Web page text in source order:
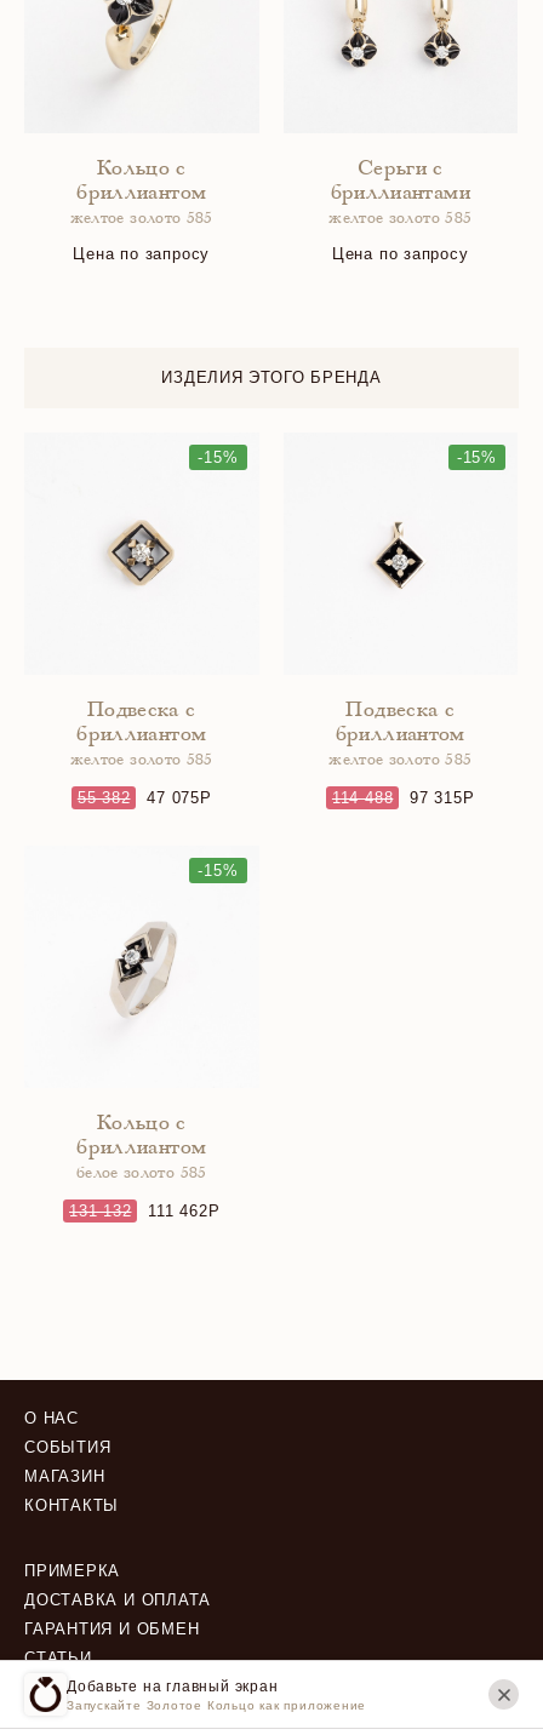
Добавьте на главный экран
Запускайте Золотое Кольцо как приложение
Кольцо с
бриллиантом
желтое золото 585
Цена по запросу
Серьги с
бриллиантами
желтое золото 585
Цена по запросу
ИЗДЕЛИЯ ЭТОГО БРЕНДА
-15%
Подвеска с
бриллиантом
желтое золото 585
55 382 47 075
-15%
Подвеска с
бриллиантом
желтое золото 585
114 488 97 315
-15%
Кольцо с
бриллиантом
белое золото 585
131 132 111 462
О НАС
СОБЫТИЯ
МАГАЗИН
КОНТАКТЫ
ПРИМЕРКА
ДОСТАВКА И ОПЛАТА
ГАРАНТИЯ И ОБМЕН
СТАТЬИ
ПОЛИТИКА КОНФИДЕНЦИАЛЬНОСТИ